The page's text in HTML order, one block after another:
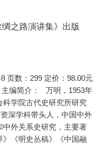
之路演讲集》出版
页数：299 定价：98.00元
主编简介： 万明，1953年
学院古代史研究所研究
深学科带头人，中国中外
外关系史研究，主要著
《明史丛稿》《中国融